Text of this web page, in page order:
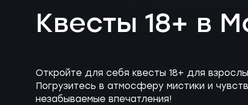
сертификаты
Квесты 18+ в
Откройте для себя квесты 18+ для
Погрузитесь в атмосферу мистики и
незабываемые впечатления!